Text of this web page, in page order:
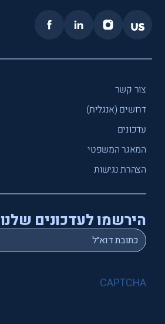
צור קשר
דרושים (אנגלית)
עדכונים
המאגר המשפטי
הצהרת נגישות
הירשמו לעדכונים שלנו
Email
*
CAPTCHA